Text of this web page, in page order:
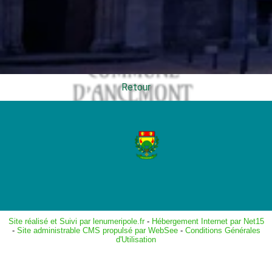
Retour
Site réalisé et Suivi par lenumeripole.fr- Hébergement Internet par Net15
- Site administrable CMS propulsé par WebSee- Conditions Générales
d'Utilisation